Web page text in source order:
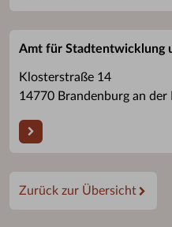
Amt für Stadtentwicklung
Klosterstraße 14
14770 Brandenburg an der
Zurück zur Übersicht